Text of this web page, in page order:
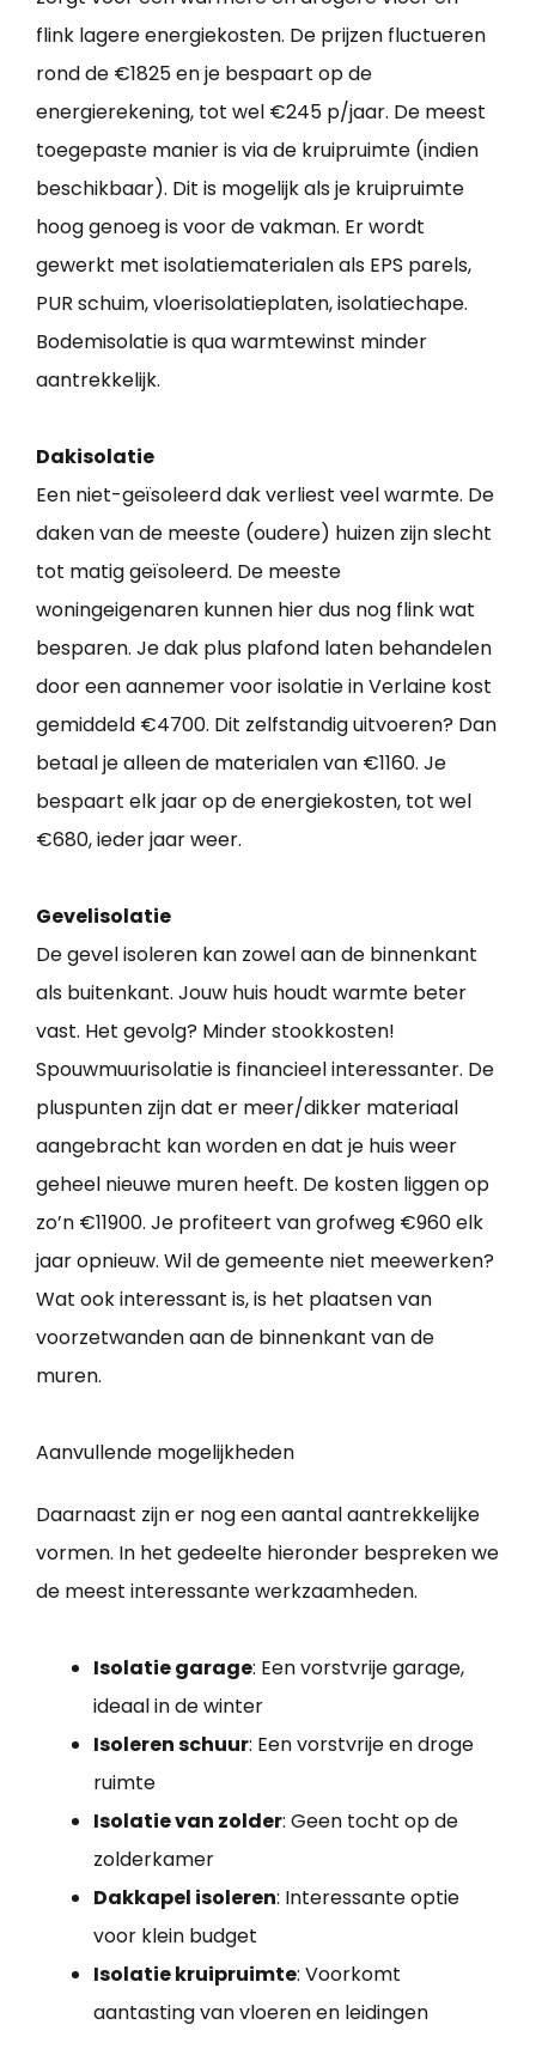
flink lagere energiekosten. De prijzen fluctueren
rond de €1825 en je bespaart op de
energierekening, tot wel €245 p/jaar. De meest
toegepaste manier is via de kruipruimte (indien
beschikbaar). Dit is mogelijk als je kruipruimte
hoog genoeg is voor de vakman. Er wordt
gewerkt met isolatiematerialen als EPS parels,
PUR schuim, vloerisolatieplaten, isolatiechape.
Bodemisolatie is qua warmtewinst minder
aantrekkelijk.
Dakisolatie
Een niet-geïsoleerd dak verliest veel warmte. De
daken van de meeste (oudere) huizen zijn slecht
tot matig geïsoleerd. De meeste
woningeigenaren kunnen hier dus nog flink wat
besparen. Je dak plus plafond laten behandelen
door een aannemer voor isolatie in Verlaine kost
gemiddeld €4700. Dit zelfstandig uitvoeren? Dan
betaal je alleen de materialen van €1160. Je
bespaart elk jaar op de energiekosten, tot wel
€680, ieder jaar weer.
Gevelisolatie
De gevel isoleren kan zowel aan de binnenkant
als buitenkant. Jouw huis houdt warmte beter
vast. Het gevolg? Minder stookkosten!
Spouwmuurisolatie is financieel interessanter. De
pluspunten zijn dat er meer/dikker materiaal
aangebracht kan worden en dat je huis weer
geheel nieuwe muren heeft. De kosten liggen op
zo’n €11900. Je profiteert van grofweg €960 elk
jaar opnieuw. Wil de gemeente niet meewerken?
Wat ook interessant is, is het plaatsen van
voorzetwanden aan de binnenkant van de
muren.
Aanvullende mogelijkheden
Daarnaast zijn er nog een aantal aantrekkelijke
vormen. In het gedeelte hieronder bespreken we
de meest interessante werkzaamheden.
Isolatie garage: Een vorstvrije garage,
ideaal in de winter
Isoleren schuur: Een vorstvrije en droge
ruimte
Isolatie van zolder: Geen tocht op de
zolderkamer
Dakkapel isoleren: Interessante optie
voor klein budget
Isolatie kruipruimte: Voorkomt
aantasting van vloeren en leidingen